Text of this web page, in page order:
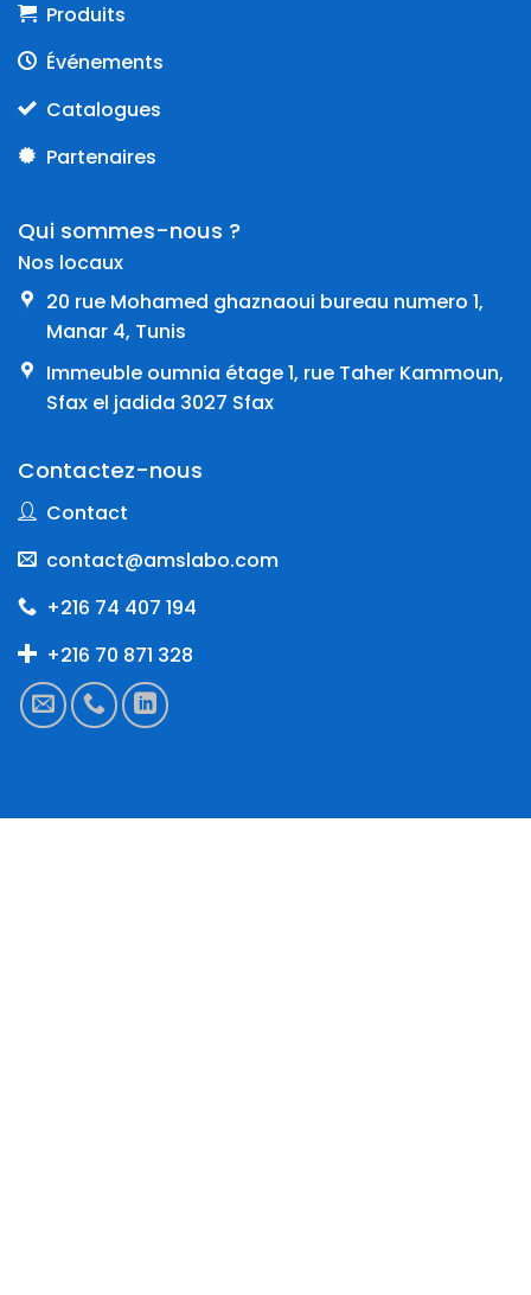
Produits
Événements
Catalogues
Partenaires
Qui sommes-nous ?
Nos locaux
20 rue Mohamed ghaznaoui bureau numero 1,
Manar 4, Tunis
Immeuble oumnia étage 1, rue Taher Kammoun,
Sfax el jadida 3027 Sfax
Contactez-nous
Contact
contact@amslabo.com
+216 74 407 194
+216 70 871 328